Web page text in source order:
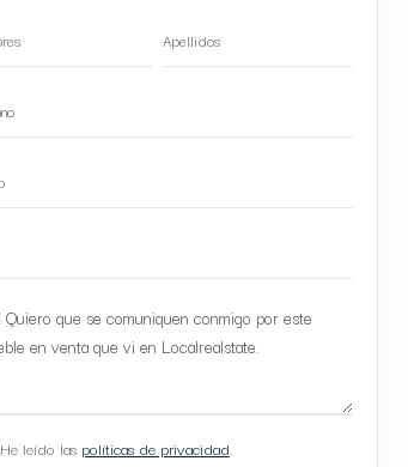
He leído las políticas de privacidad.